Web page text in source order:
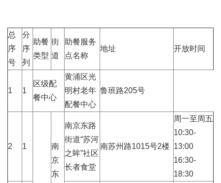
总
序
号
分
序
列
助餐
类型
街
道
助餐服务
点名称
地址 开放时间
1 1
区级配
餐中心
黄浦区光
明村老年
配餐中心
鲁班路205号
2 1
南
京
东
南京东路
街道“苏河
之眸”社区
长者食堂
南苏州路1015号2楼
周一至周五
10:30-
13:00
16:30-
18:30